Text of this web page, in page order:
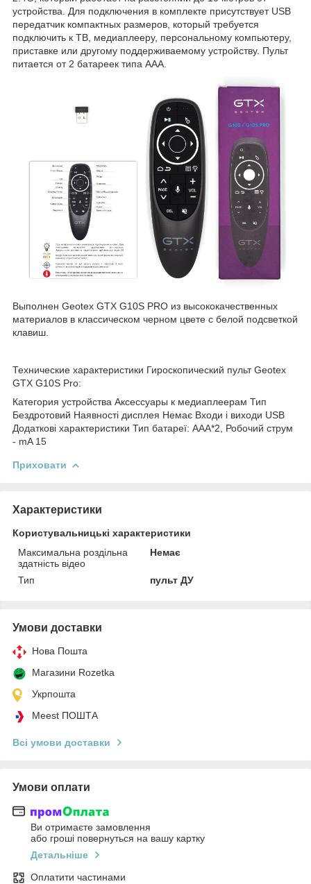
устройства. Для подключения в комплекте присутствует USB
передатчик компактных размеров, который требуется
подключить к ТВ, медиаплееру, персональному компьютеру,
приставке или другому поддерживаемому устройству. Пульт
питается от 2 батареек типа ААА.
Выполнен Geotex GTX G10S PRO из высококачественных
материалов в классическом черном цвете с белой подсветкой
клавиш.
Технические характеристики Гироскопический пульт Geotex
GTX G10S Pro:
Категория устройства Аксессуары к медиаплеерам Тип
Бездротовий Наявності дисплея Немає Входи і виходи USB
Додаткові характеристики Тип батареї: AAA*2, Робочий струм
- mA 15
Приховати
Характеристики
Користувальницькі характеристики
Максимальна роздільна
здатність відео
Немає
Тип пульт ДУ
Умови доставки
Нова Пошта
Магазини Rozetka
Укрпошта
Meest ПОШТА
Всі умови доставки
Умови оплати
Ви отримаєте замовлення
або гроші повернуться на вашу картку
Детальніше
Оплатити частинами